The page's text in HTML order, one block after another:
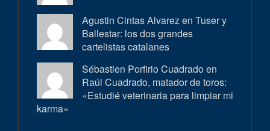
Agustin Cintas Alvarez en Tuser y
Ballestar: los dos grandes
cartelistas catalanes
Sébastien Porfirio Cuadrado en
Raúl Cuadrado, matador de toros:
«Estudié veterinaria para limpiar mi
karma»